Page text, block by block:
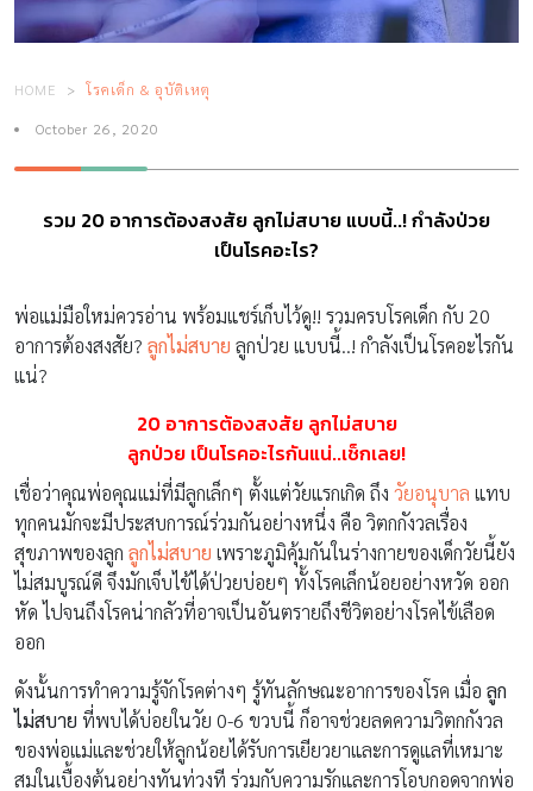
HOME โรคเด็ก & อุบัติเหตุ
October 26, 2020
รวม 20 อาการต้องสงสัย ลูกไม่สบาย แบบนี้..! กำลังป่วย
เป็นโรคอะไร?
พ่อแม่มือใหม่ควรอ่าน พร้อมแชร์เก็บไว้ดู!! รวมครบโรคเด็ก กับ 20
อาการต้องสงสัย? ลูกไม่สบาย ลูกป่วย แบบนี้..! กำลังเป็นโรคอะไรกัน
แน่?
20 อาการต้องสงสัย ลูกไม่สบาย
ลูกป่วย เป็นโรคอะไรกันแน่..เช็กเลย!
เชื่อว่าคุณพ่อคุณแม่ที่มีลูกเล็กๆ ตั้งแต่วัยแรกเกิด ถึง วัยอนุบาล แทบ
ทุกคนมักจะมีประสบการณ์ร่วมกันอย่างหนึ่ง คือ วิตกกังวลเรื่อง
สุขภาพของลูก ลูกไม่สบาย เพราะภูมิคุ้มกันในร่างกายของเด็กวัยนี้ยัง
ไม่สมบูรณ์ดี จึงมักเจ็บไข้ได้ป่วยบ่อยๆ ทั้งโรคเล็กน้อยอย่างหวัด ออก
หัด ไปจนถึงโรคน่ากลัวที่อาจเป็นอันตรายถึงชีวิตอย่างโรคไข้เลือด
ออก
ดังนั้นการทำความรู้จักโรคต่างๆ รู้ทันลักษณะอาการของโรค เมื่อ ลูก
ไม่สบาย ที่พบได้บ่อยในวัย 0-6 ขวบนี้ ก็อาจช่วยลดความวิตกกังวล
ของพ่อแม่และช่วยให้ลูกน้อยได้รับการเยียวยาและการดูแลที่เหมาะ
สมในเบื้องต้นอย่างทันท่วงที ร่วมกับความรักและการโอบกอดจากพ่อ